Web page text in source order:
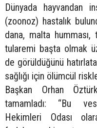
Dünyada hayvandan
(zoonoz) hastalık
dana, malta
tularemi başta olmak
de görüldüğünü
sağlığı için ölümcül
Başkan Orhan
tamamladı: “Bu
Hekimleri Odası